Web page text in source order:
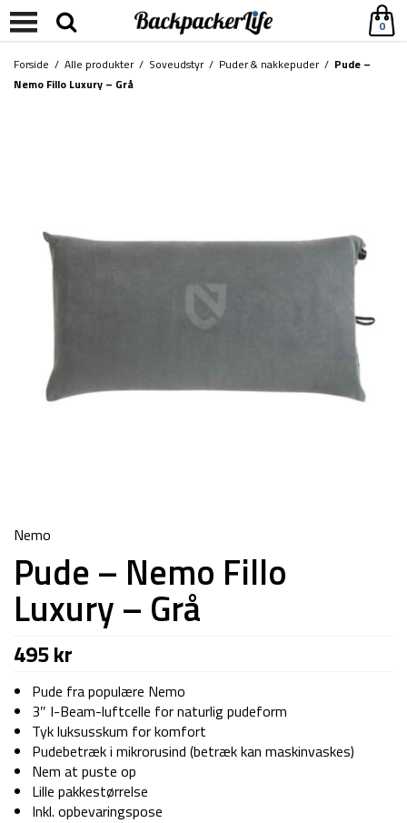
0
Forside / Alle produkter/ Soveudstyr/ Puder & nakkepuder/ Pude –
Nemo Fillo Luxury – Grå
Nemo
Pude – Nemo Fillo
Luxury – Grå
495kr
Pude fra populære Nemo
3″ I-Beam-luftcelle for naturlig pudeform
Tyk luksusskum for komfort
Pudebetræk i mikrorusind (betræk kan maskinvaskes)
Nem at puste op
Lille pakkestørrelse
Inkl. opbevaringspose